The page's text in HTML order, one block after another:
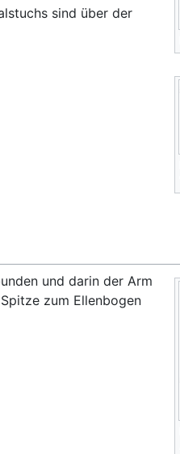
sind über der
und darin der Arm
zum Ellenbogen